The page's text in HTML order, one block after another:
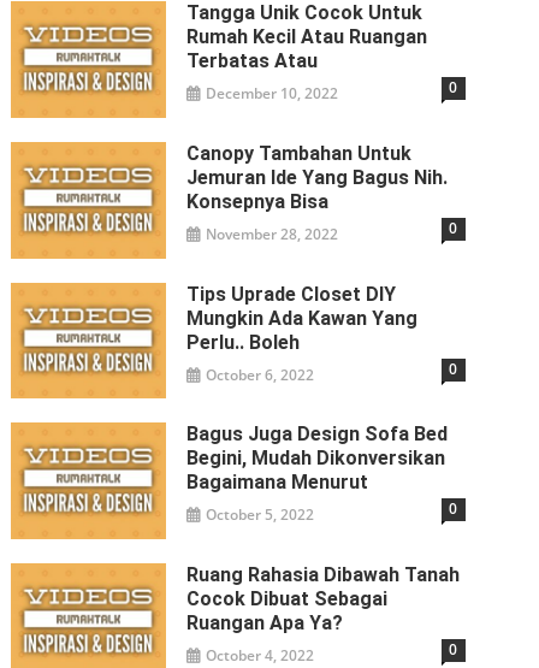
Tangga Unik Cocok Untuk
Rumah Kecil Atau Ruangan
Terbatas Atau
December 10, 2022 0
Canopy Tambahan Untuk
Jemuran Ide Yang Bagus Nih.
Konsepnya Bisa
November 28, 2022 0
Tips Uprade Closet DIY
Mungkin Ada Kawan Yang
Perlu.. Boleh
October 6, 2022 0
Bagus Juga Design Sofa Bed
Begini, Mudah Dikonversikan
Bagaimana Menurut
October 5, 2022 0
Ruang Rahasia Dibawah Tanah
Cocok Dibuat Sebagai
Ruangan Apa Ya?
October 4, 2022 0